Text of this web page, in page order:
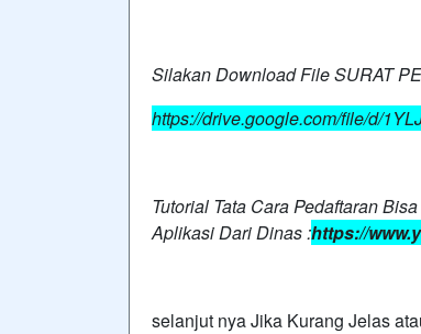
Silakan Download File SURAT
https://drive.google.com/file/d/
Tutorial Tata Cara Pedaftaran
Aplikasi Dari Dinas :https://
selanjut nya Jika Kurang Jelas